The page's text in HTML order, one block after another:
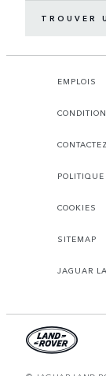
TROUVER
EMPLOIS
COOKIES
SITEMAP
JAGUAR